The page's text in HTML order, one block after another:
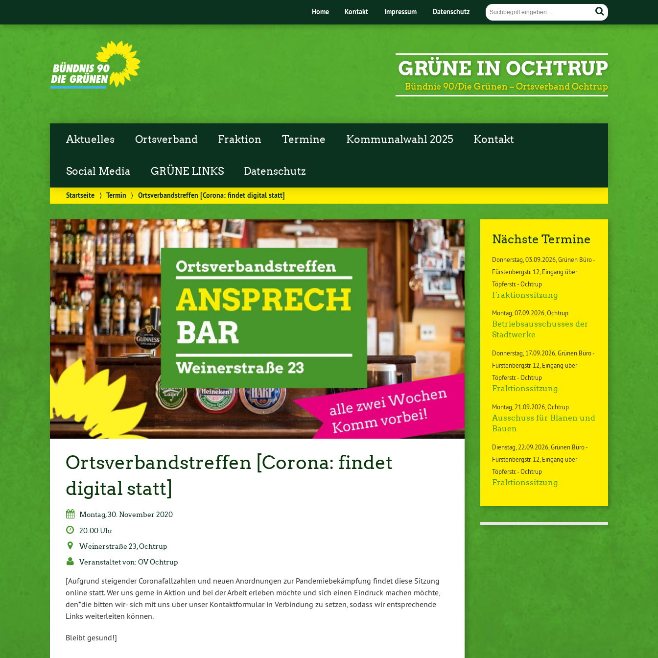
Home Kontakt Impressum Datenschutz
GRÜNE IN OCHTRUP
Bündnis 90/Die Grünen – Ortsverband Ochtrup
Aktuelles Ortsverband Fraktion Termine Kommunalwahl 2025 Kontakt
Social Media GRÜNE LINKS Datenschutz
Startseite ⟩ Termin ⟩ Ortsverbandstreffen [Corona: findet digital statt]
Ortsverbandstreffen [Corona: findet
digital statt]
Montag, 30. November 2020
20:00 Uhr
Weinerstraße 23, Ochtrup
Veranstaltet von: OV Ochtrup
[Aufgrund steigender Coronafallzahlen und neuen Anordnungen zur Pandemiebekämpfung findet diese Sitzung
online statt. Wer uns gerne in Aktion und bei der Arbeit erleben möchte und sich einen Eindruck machen möchte,
den*die bitten wir- sich mit uns über unser Kontaktformular in Verbindung zu setzen, sodass wir entsprechende
Links weiterleiten können.
Bleibt gesund!]
Nächste Termine
Donnerstag 03.09.2026 Grünen Büro -
Fürstenbergstr. 12, Eingang über
Töpferstr. - Ochtrup
Fraktionssitzung
Montag 07.09.2026 Ochtrup
Betriebsausschusses der
Stadtwerke
Donnerstag 17.09.2026 Grünen Büro -
Fürstenbergstr. 12, Eingang über
Töpferstr. - Ochtrup
Fraktionssitzung
Montag 21.09.2026 Ochtrup
Ausschuss für Blanen und
Bauen
Dienstag 22.09.2026 Grünen Büro -
Fürstenbergstr. 12, Eingang über
Töpferstr. - Ochtrup
Fraktionssitzung